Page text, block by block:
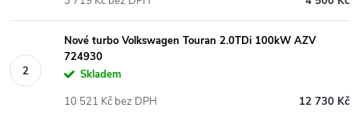
Nové turbo Volkswagen Touran 2.0TDi 100kW AZV
724930
Skladem
12 730 Kč
10 521 Kč bez DPH